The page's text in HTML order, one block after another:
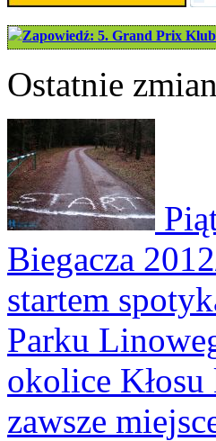
Zapowiedź: 5. Grand Prix
Ostatnie
Biegacza
startem
Parku
okolice
zawsze